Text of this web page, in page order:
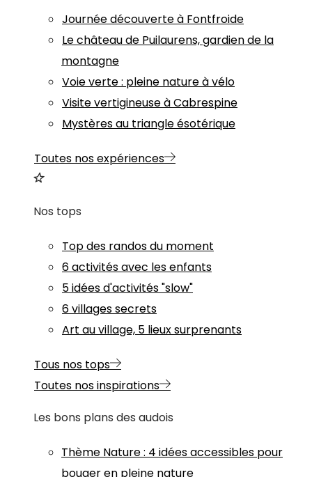
Journée découverte à Fontfroide
Le château de Puilaurens, gardien de la
montagne
Voie verte : pleine nature à vélo
Visite vertigineuse à Cabrespine
Mystères au triangle ésotérique
Toutes nos expériences
Nos tops
Top des randos du moment
6 activités avec les enfants
5 idées d'activités "slow"
6 villages secrets
Art au village, 5 lieux surprenants
Tous nos tops
Toutes nos inspirations
Les bons plans des audois
Thème Nature: 4 idées accessibles pour
bouger en pleine nature